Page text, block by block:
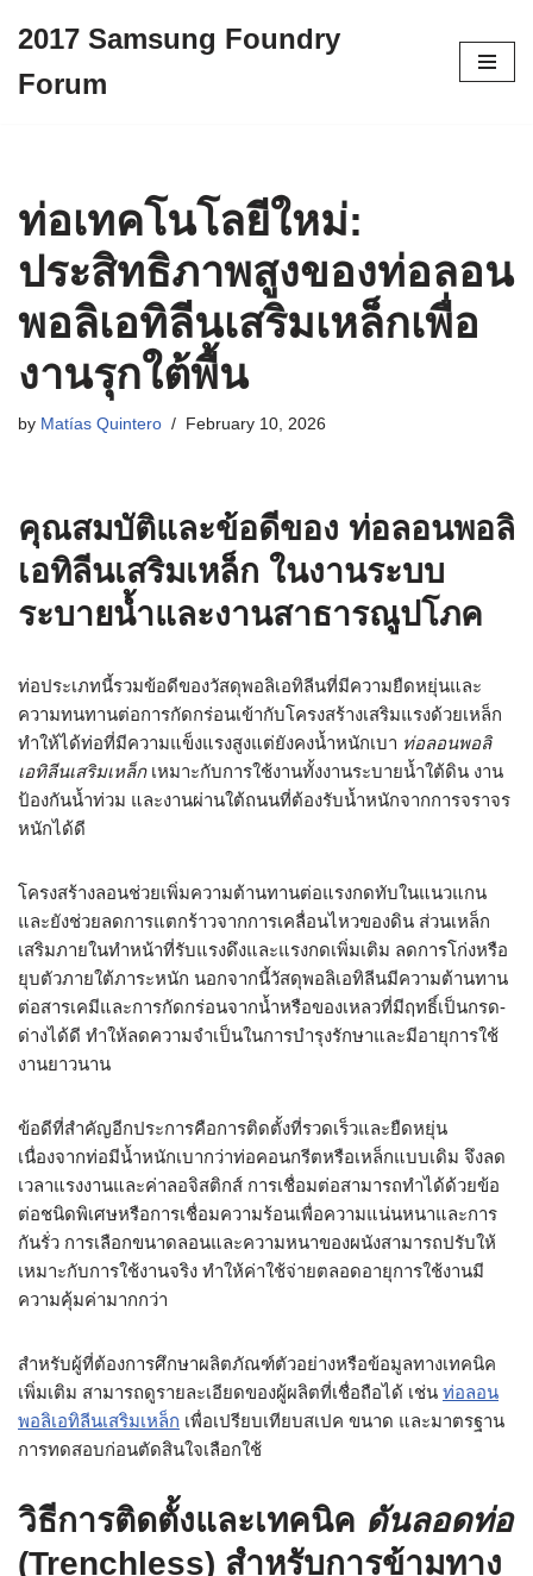
to
2017 Samsung Foundry
Forum
ท่อเทคโนโลยีใหม่:
ประสิทธิภาพสูงของท่อลอน
พอลิเอทิลีนเสริมเหล็กเพื่อ
งานรุกใต้พื้น
by Matías Quintero February 10, 2026
คุณสมบัติและข้อดีของ ท่อลอนพอลิ
เอทิลีนเสริมเหล็ก ในงานระบบ
ระบายน้ำและงานสาธารณูปโภค
ท่อประเภทนี้รวมข้อดีของวัสดุพอลิเอทิลีนที่มีความยืดหยุ่นและ
ความทนทานต่อการกัดกร่อนเข้ากับโครงสร้างเสริมแรงด้วยเหล็ก
ทำให้ได้ท่อที่มีความแข็งแรงสูงแต่ยังคงน้ำหนักเบา ท่อลอนพอลิ
เอทิลีนเสริมเหล็กเหมาะกับการใช้งานทั้งงานระบายน้ำใต้ดิน งาน
ป้องกันน้ำท่วม และงานผ่านใต้ถนนที่ต้องรับน้ำหนักจากการจราจร
หนักได้ดี
โครงสร้างลอนช่วยเพิ่มความต้านทานต่อแรงกดทับในแนวแกน
และยังช่วยลดการแตกร้าวจากการเคลื่อนไหวของดิน ส่วนเหล็ก
เสริมภายในทำหน้าที่รับแรงดึงและแรงกดเพิ่มเติม ลดการโก่งหรือ
ยุบตัวภายใต้ภาระหนัก นอกจากนี้วัสดุพอลิเอทิลีนมีความต้านทาน
ต่อสารเคมีและการกัดกร่อนจากน้ำหรือของเหลวที่มีฤทธิ์เป็นกรด-
ด่างได้ดี ทำให้ลดความจำเป็นในการบำรุงรักษาและมีอายุการใช้
งานยาวนาน
ข้อดีที่สำคัญอีกประการคือการติดตั้งที่รวดเร็วและยืดหยุ่น
เนื่องจากท่อมีน้ำหนักเบากว่าท่อคอนกรีตหรือเหล็กแบบเดิม จึงลด
เวลาแรงงานและค่าลอจิสติกส์ การเชื่อมต่อสามารถทำได้ด้วยข้อ
ต่อชนิดพิเศษหรือการเชื่อมความร้อนเพื่อความแน่นหนาและการ
กันรั่ว การเลือกขนาดลอนและความหนาของผนังสามารถปรับให้
เหมาะกับการใช้งานจริง ทำให้ค่าใช้จ่ายตลอดอายุการใช้งานมี
ความคุ้มค่ามากกว่า
สำหรับผู้ที่ต้องการศึกษาผลิตภัณฑ์ตัวอย่างหรือข้อมูลทางเทคนิค
เพิ่มเติม สามารถดูรายละเอียดของผู้ผลิตที่เชื่อถือได้ เช่น ท่อลอน
พอลิเอทิลีนเสริมเหล็ก เพื่อเปรียบเทียบสเปค ขนาด และมาตรฐาน
การทดสอบก่อนตัดสินใจเลือกใช้
วิธีการติดตั้งและเทคนิค ดันลอดท่อ
(Trenchless) สำหรับการข้ามทาง